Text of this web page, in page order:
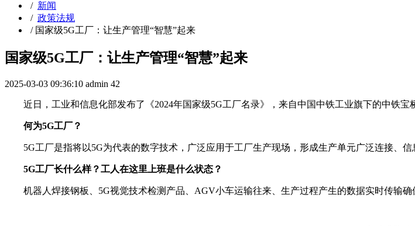
/ 新闻
/ 政策法规
/ 国家级5G工厂：让生产管理“智慧”起来
国家级5G工厂：让生产管理“智慧”起来
2025-03-03 09:36:10 admin 42
近日，工业和信息化部发布了《2024年国家级5G工厂名录》，来自中国中铁工业旗下的中铁
何为5G工厂？
5G工厂是指将以5G为代表的数字技术，广泛应用于工厂生产现场，形成生产单元广泛连接、
5G工厂长什么样？工人在这里上班是什么状态？
机器人焊接钢板、5G视觉技术检测产品、AGV小车运输往来、生产过程产生的数据实时传输